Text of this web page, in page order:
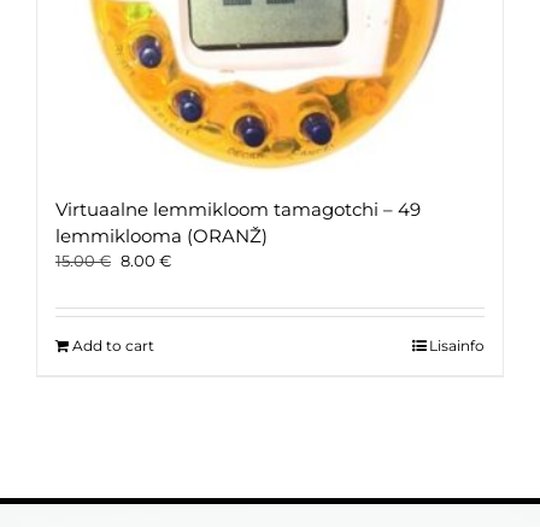
Virtuaalne lemmikloom tamagotchi – 49
lemmiklooma (ORANŽ)
15.00€ Original
was:
8.00 €Current
is:
Add to cart Lisainfo